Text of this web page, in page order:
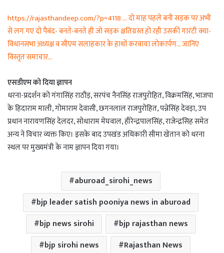
https://rajasthandeep.com/?p=4118 … दो माह पहले बनी सड़क पर अभी
से लग गए दो पैबंद- बनते-बनते ही जो सड़क क्षतिग्रस्त हो रही उसकी गारंटी क्या-
विधानसभा अध्यक्ष व सीएम सलाहकार के हाथों करवाया लोकार्पण… जानिए
विस्तृत समाचार…
एसडीएम को दिया ज्ञापन
धरना-प्रदर्शन को गंगासिंह राठौड़, सरपंच नैनसिंह राजपुरोहित, विक्रमसिंह, भाजपा
के हिदाराम माली, गोमाराम देवासी, छगनलाल राजपुरोहित, पन्नेसिंह देवड़ा, उप
प्रधान नारायणसिंह देलदर, सोधाराम मेघवाल, हीरेन्द्रपालसिंह, राजेन्द्रसिह समेत
अन्य ने विचार व्यक्त किए। इसके बाद उपखंड अधिकारी सीमा खेतान को धरना
स्थल पर मुख्यमंत्री के नाम ज्ञापन दिया गया।
aburoad_sirohi_news
bjp leader satish pooniya news in aburoad
bjp news sirohi
bjp rajasthan news
bjp sirohi news
Rajasthan News